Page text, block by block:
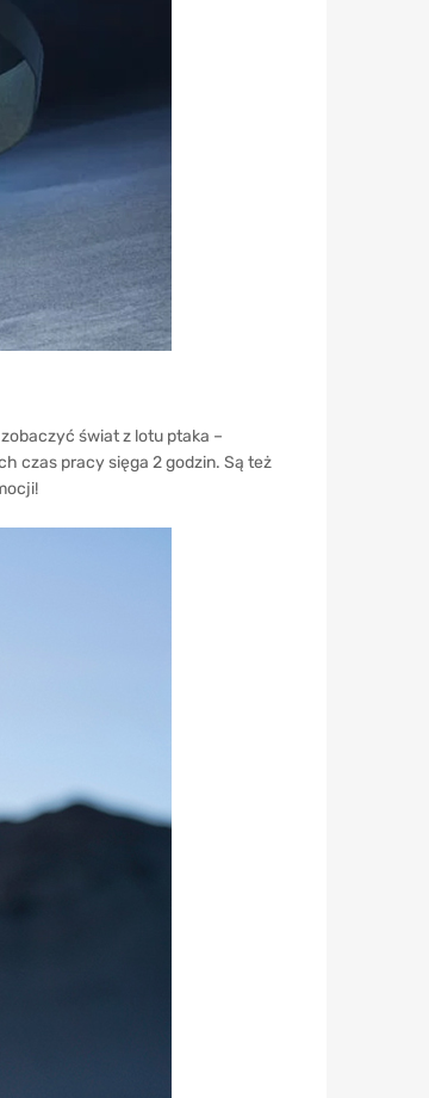
świat z lotu ptaka –
czas pracy sięga 2 godzin. Są też